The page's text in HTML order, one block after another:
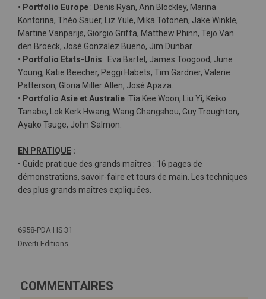
• Portfolio Europe : Denis Ryan, Ann Blockley, Marina
Kontorina, Théo Sauer, Liz Yule, Mika Totonen, Jake Winkle,
Martine Vanparijs, Giorgio Griffa, Matthew Phinn, Tejo Van
den Broeck, José Gonzalez Bueno, Jim Dunbar.
• Portfolio Etats-Unis : Eva Bartel, James Toogood, June
Young, Katie Beecher, Peggi Habets, Tim Gardner, Valerie
Patterson, Gloria Miller Allen, José Apaza.
• Portfolio Asie et Australie :Tia Kee Woon, Liu Yi, Keiko
Tanabe, Lok Kerk Hwang, Wang Changshou, Guy Troughton,
Ayako Tsuge, John Salmon.
EN PRATIQUE :
• Guide pratique des grands maîtres : 16 pages de
démonstrations, savoir-faire et tours de main. Les techniques
des plus grands maîtres expliquées.
d'infos
6958-PDA HS 31
Diverti Editions
COMMENTAIRES